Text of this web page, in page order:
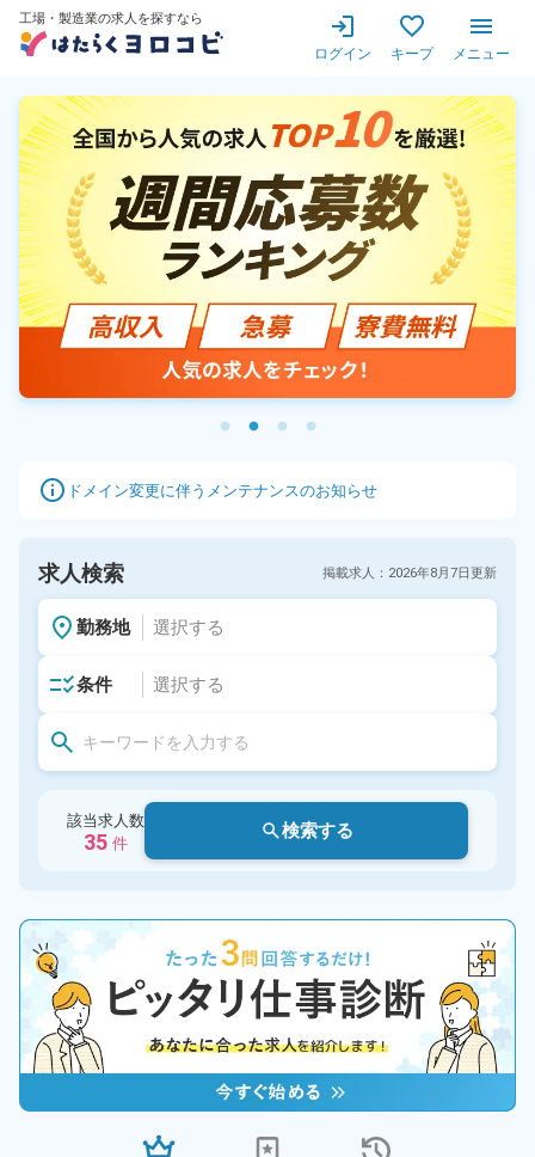
工場・製造業の求人を探すな
工場・製造業の求人を探すなら
ログイン キープ メニュー
ドメイン変更に伴うメンテナンスのお知らせ
求人検索 掲載求人： 2026年8月7日更新
勤務地 選択する
条件 選択する
該当求人数
35 件
検索する